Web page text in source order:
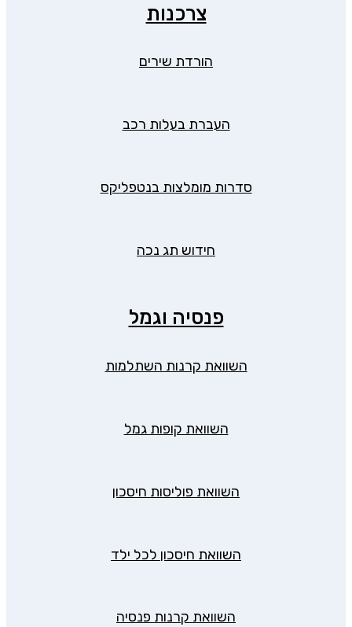
צרכנות
הורדת שירים
העברת בעלות רכב
סדרות מומלצות בנטפליקס
חידוש תג נכה
פנסיה וגמל
השוואת קרנות השתלמות
השוואת קופות גמל
השוואת פוליסות חיסכון
השוואת חיסכון לכל ילד
השוואת קרנות פנסיה